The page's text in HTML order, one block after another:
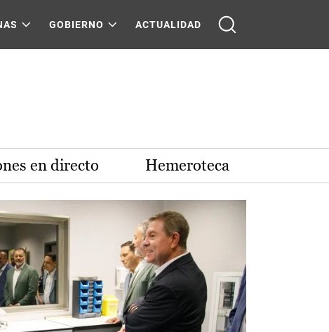
GOBIERNO ACTUALIDAD
en directo Hemeroteca